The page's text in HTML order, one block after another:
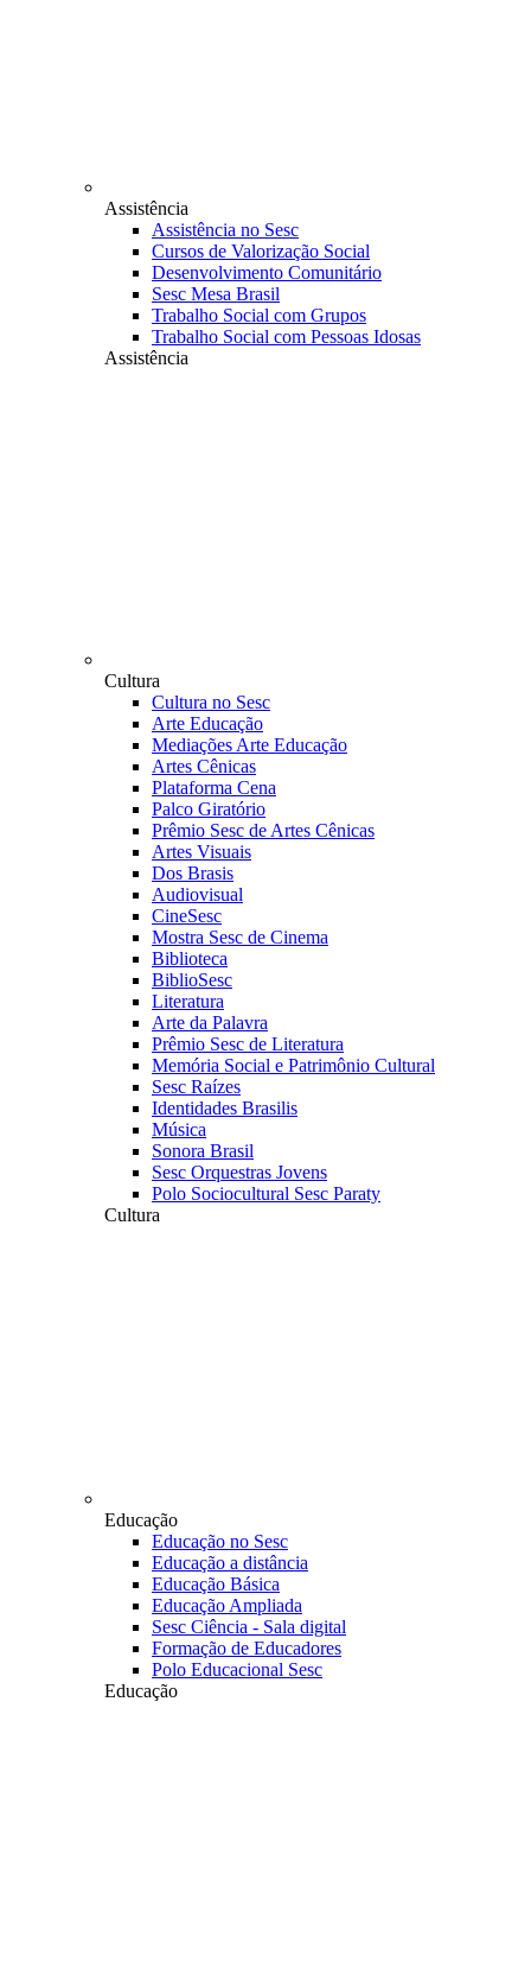
Assistência
Assistência no Sesc
Cursos de Valorização Social
Desenvolvimento Comunitário
Sesc Mesa Brasil
Trabalho Social com Grupos
Trabalho Social com Pessoas Idosas
Assistência
Cultura
Cultura no Sesc
Arte Educação
Mediações Arte Educação
Artes Cênicas
Plataforma Cena
Palco Giratório
Prêmio Sesc de Artes Cênicas
Artes Visuais
Dos Brasis
Audiovisual
CineSesc
Mostra Sesc de Cinema
Biblioteca
BiblioSesc
Literatura
Arte da Palavra
Prêmio Sesc de Literatura
Memória Social e Patrimônio Cultural
Sesc Raízes
Identidades Brasilis
Música
Sonora Brasil
Sesc Orquestras Jovens
Polo Sociocultural Sesc Paraty
Cultura
Educação
Educação no Sesc
Educação a distância
Educação Básica
Educação Ampliada
Sesc Ciência - Sala digital
Formação de Educadores
Polo Educacional Sesc
Educação